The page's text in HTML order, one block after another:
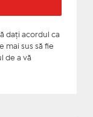
daţi acordul ca
mai sus să fie
de a vă